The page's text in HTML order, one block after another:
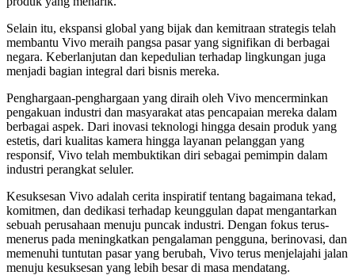
Selain itu, ekspansi global yang bijak dan kemitraan strategis telah
membantu Vivo meraih pangsa pasar yang signifikan di berbagai
negara. Keberlanjutan dan kepedulian terhadap lingkungan juga
menjadi bagian integral dari bisnis mereka.
Penghargaan-penghargaan yang diraih oleh Vivo mencerminkan
pengakuan industri dan masyarakat atas pencapaian mereka dalam
berbagai aspek. Dari inovasi teknologi hingga desain produk yang
estetis, dari kualitas kamera hingga layanan pelanggan yang
responsif, Vivo telah membuktikan diri sebagai pemimpin dalam
industri perangkat seluler.
Kesuksesan Vivo adalah cerita inspiratif tentang bagaimana tekad,
komitmen, dan dedikasi terhadap keunggulan dapat mengantarkan
sebuah perusahaan menuju puncak industri. Dengan fokus terus-
menerus pada meningkatkan pengalaman pengguna, berinovasi, dan
memenuhi tuntutan pasar yang berubah, Vivo terus menjelajahi jalan
menuju kesuksesan yang lebih besar di masa mendatang.